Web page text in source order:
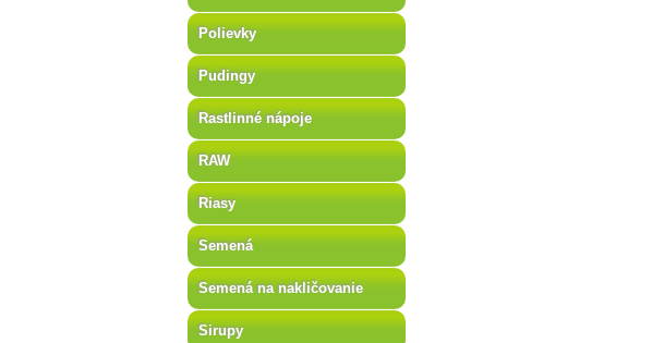
Polievky
Pudingy
Rastlinné nápoje
RAW
Riasy
Semená
Semená na nakličovanie
Sirupy